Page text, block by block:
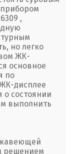
,
но легко
ЖК-
основное
по
дисплее
состоянии
выполнить
решением